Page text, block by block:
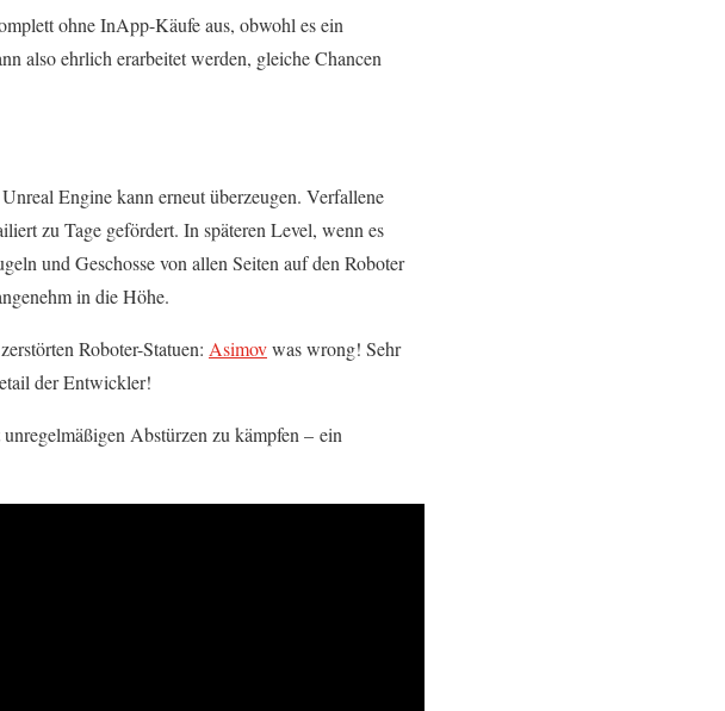
ohne InApp-Käufe aus, obwohl es ein
also ehrlich erarbeitet werden, gleiche Chancen
Engine kann erneut überzeugen. Verfallene
zu Tage gefördert. In späteren Level, wenn es
und Geschosse von allen Seiten auf den Roboter
in die Höhe.
Roboter-Statuen: Asimovwas wrong! Sehr
der Entwickler!
Abstürzen zu kämpfen – ein